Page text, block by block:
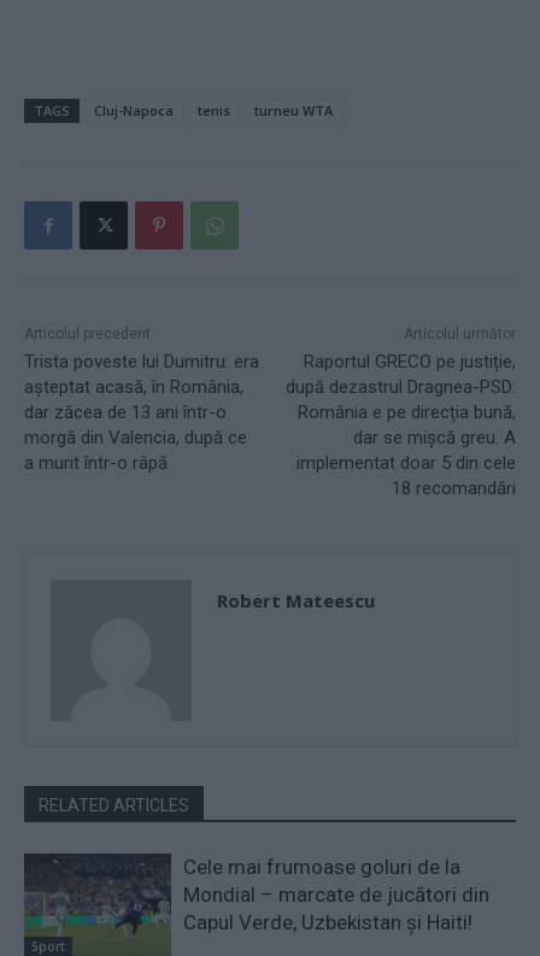
TAGS Cluj-Napoca tenis turneu WTA
Articolul precedent
Trista poveste lui Dumitru: era
așteptat acasă, în România,
dar zăcea de 13 ani într-o
morgă din Valencia, după ce
a murit într-o râpă
Articolul următor
Raportul GRECO pe justiție,
după dezastrul Dragnea-PSD:
România e pe direcția bună,
dar se mișcă greu. A
implementat doar 5 din cele
18 recomandări
Robert Mateescu
RELATED ARTICLES
Sport
Cele mai frumoase goluri de la
Mondial – marcate de jucători din
Capul Verde, Uzbekistan și Haiti!